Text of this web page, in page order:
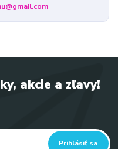
akcie a zľavy!
Prihlásiť sa